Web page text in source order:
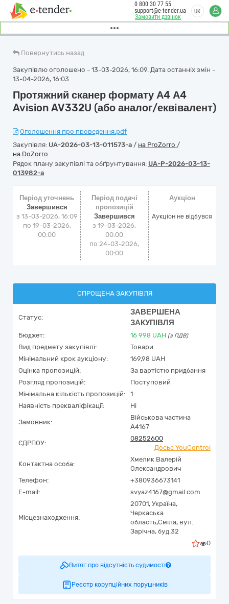
Замовити дзвінок
0 800 30 77 55
support@e-tender.ua
UK
Повернутись назад
Закупівлю оголошено - 13-03-2026, 16:09. Дата останніх змін -
13-04-2026, 16:03
Протяжний сканер формату А4 А4
Avision AV332U (або аналог/еквівалент)
Оголошення про проведення.pdf
Закупівля: UA-2026-03-13-011573-a / на ProZorro /
на DoZorro
Рядок плану закупівлі та обґрунтування: UA-P-2026-03-13-
013982-a
Період уточнень
Завершився
з 13-03-2026, 16:09
по 19-03-2026,
00:00
Період подачі
пропозицій
Завершився
з 19-03-2026,
00:00
по 24-03-2026,
00:00
Аукціон
Аукціон не відбувся
СПРОЩЕНА ЗАКУПІВЛЯ
Статус:
ЗАВЕРШЕНА
ЗАКУПІВЛЯ
Бюджет: 16 998 UAH (з ПДВ)
Вид предмету закупівлі:
Товари
Мінімальний крок аукціону:
169,98 UAH
Оцінка пропозицій:
За вартістю придбання
Розгляд пропозицій:
Поступовий
Мінімальна кількість пропозицій:
1
Наявність прекваліфікації:
Ні
Замовник:
Військова частина
А4167
ЄДРПОУ:
08252600
Досьє YouControl
Контактна особа:
Хмелик Валерій
Олександрович
Телефон:
+380936673141
E-mail:
svyaz4167@gmail.com
Місцезнаходження:
20701, Україна,
Черкаська
область,Сміла, вул.
Зарічна, буд.32
0
Витяг про відсутність судимості
Реєстр корупційних порушників